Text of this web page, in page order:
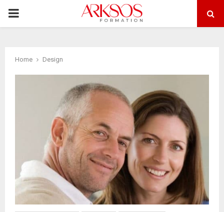
PRIMARY
Home Design